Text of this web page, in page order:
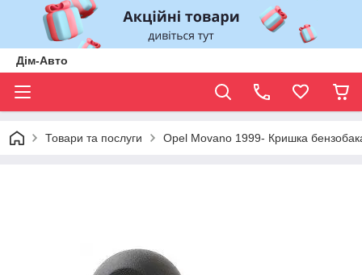
Дім-Авто
Товари та послуги Opel Movano 1999- Кришка